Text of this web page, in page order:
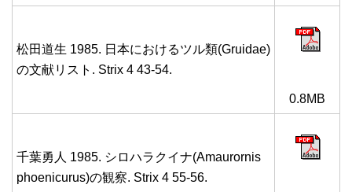
松田道生 1985. 日本におけるツル類(Gruidae)
の文献リスト. Strix 4 43-54.
0.8MB
千葉勇人 1985. シロハラクイナ(Amaurornis
phoenicurus)の観察. Strix 4 55-56.